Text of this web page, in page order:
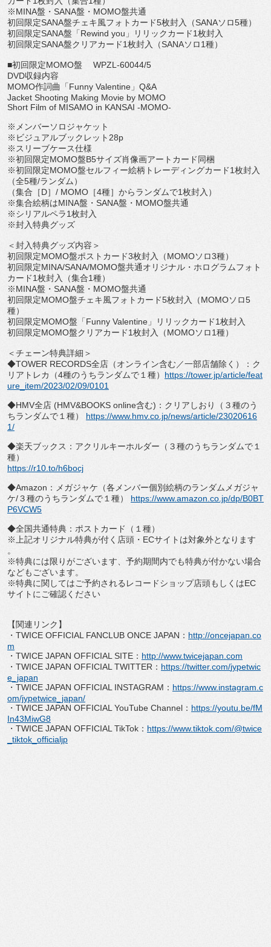
※MINA盤・ SANA盤・ MOMO盤共通
初回限定SANA盤チェキ風フォトカード5枚封入（SANAソロ5種）
初回限定SANA盤「Rewind you 」リリックカード1枚封入
初回限定SANA盤クリアカード1枚封入（SANAソロ1種）
■初回限定MOMO盤 WPZL-60044/5
DVD収録内容
MOMO作詞曲「Funny Valentine 」 Q&A
Jacket Shooting Making Movie by MOMO
Short Film of MISAMO in KANSAI -MOMO-
※メンバーソロジャケット
※ビジュアルブックレット 28p
※スリーブケース仕様
※初回限定MOMO盤B5サイズ肖像画アートカード同梱
※初回限定MOMO盤セルフィー絵柄トレーディングカード1枚封入
（全5種/ランダム）
（集合［D］ / MOMO ［4種］からランダムで1枚封入）
※集合絵柄はMINA盤・ SANA盤・ MOMO盤共通
※シリアルペラ1枚封入
※封入特典グッズ
＜封入特典グッズ内容＞
初回限定MOMO盤ポストカード3枚封入（MOMOソロ3種）
初回限定MINA/SANA/MOMO盤共通オリジナル・ ホログラムフォト
カード1枚封入（集合1種）
※MINA盤・ SANA盤・ MOMO盤共通
初回限定MOMO盤チェキ風フォトカード5枚封入（MOMOソロ5
種）
初回限定MOMO盤「Funny Valentine 」リリックカード1枚封入
初回限定MOMO盤クリアカード1枚封入（MOMOソロ1種）
＜チェーン特典詳細＞
◆TOWER RECORDS全店（オンライン含む／一部店舗除く）： ク
リアトレカ（4種のうちランダムで１種） https://tower.jp/article/feat
ure_item/2023/02/09/0101
◆HMV全店 (HMV&BOOKS online含む) ：クリアしおり（３種のう
ちランダムで１種）
https://www.hmv.co.jp/news/article/23020616
1/
◆楽天ブックス：アクリルキーホルダー（ ３種のうちランダムで１
種）
https://r10.to/h6bocj
◆Amazon ：メガジャケ（各メンバー個別絵柄のランダムメガジャ
ケ/３種のうちランダムで １種） https://www.amazon.co.jp/dp/B0BT
P6VCW5
◆全国共通特典：ポストカード（１種）
※上記オリジナル特典が付く店頭・ ECサイトは対象外となります
。
※特典には限りがございます、 予約期間内でも特典が付かない場合
などもございます。
※特典に関してはご予約されるレコードショップ店頭もしくはEC
サイトにご確認ください
【関連リンク】
・ TWICE OFFICIAL FANCLUB ONCE JAPAN ： http://oncejapan.co
m
・ TWICE JAPAN OFFICIAL SITE ： http://www.twicejapan.com
・ TWICE JAPAN OFFICIAL TWITTER ： https://twitter.com/jypetwic
e_japan
・ TWICE JAPAN OFFICIAL INSTAGRAM ： https://www. instagram.c
om/jypetwice_japan/
・ TWICE JAPAN OFFICIAL YouTube Channel ： https://youtu.be/fM
In43MiwG8
・ TWICE JAPAN OFFICIAL TikTok ： https://www.tiktok.com/@twice
_tiktok_officialjp